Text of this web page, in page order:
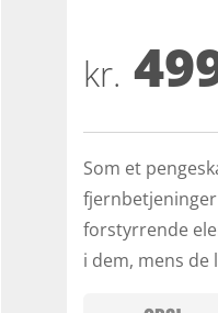
baseret på
kundebedøm
melser
kr.
Som et
forstyrrende
i dem, mens de